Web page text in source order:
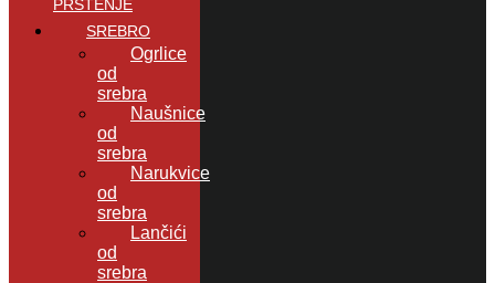
PRSTENJE
SREBRO
Ogrlice
od
srebra
Naušnice
od
srebra
Narukvice
od
srebra
Lančići
od
srebra